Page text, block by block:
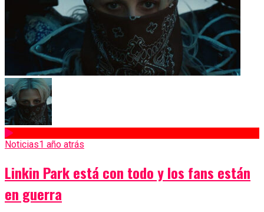
Noticias1 año atrás
Linkin Park está con todo y los fans están
en guerra